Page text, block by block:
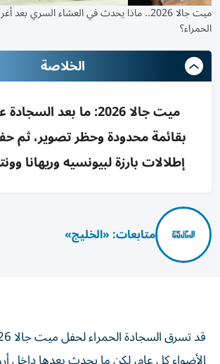
ميت جالا 2026.. ماذا يحدث في العشاء السري
الحمراء؟
الخلاصة
ميت جالا 2026: ما بعد
بقائمة محدودة وحظر تصوير، ثم
إطلالات بارزة لبيونسيه وريهانا
متابعات: «الخليج»